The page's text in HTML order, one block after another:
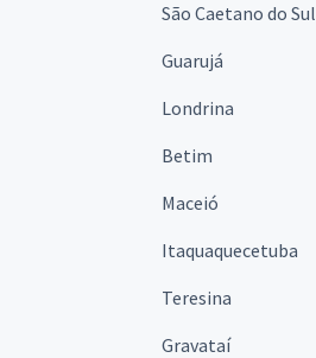
São Caetano do Sul
Guarujá
Londrina
Betim
Maceió
Itaquaquecetuba
Teresina
Gravataí